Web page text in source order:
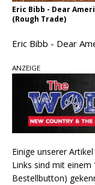
Eric Bibb - Dear
(Rough Trade)
Eric Bibb - Dear
ANZEIGE
Einige unserer
Links sind mit
Bestellbutton)